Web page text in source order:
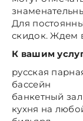
Для
скидок. Ждем
К вашим
русская
бассейн
банкетный зал
кухня на